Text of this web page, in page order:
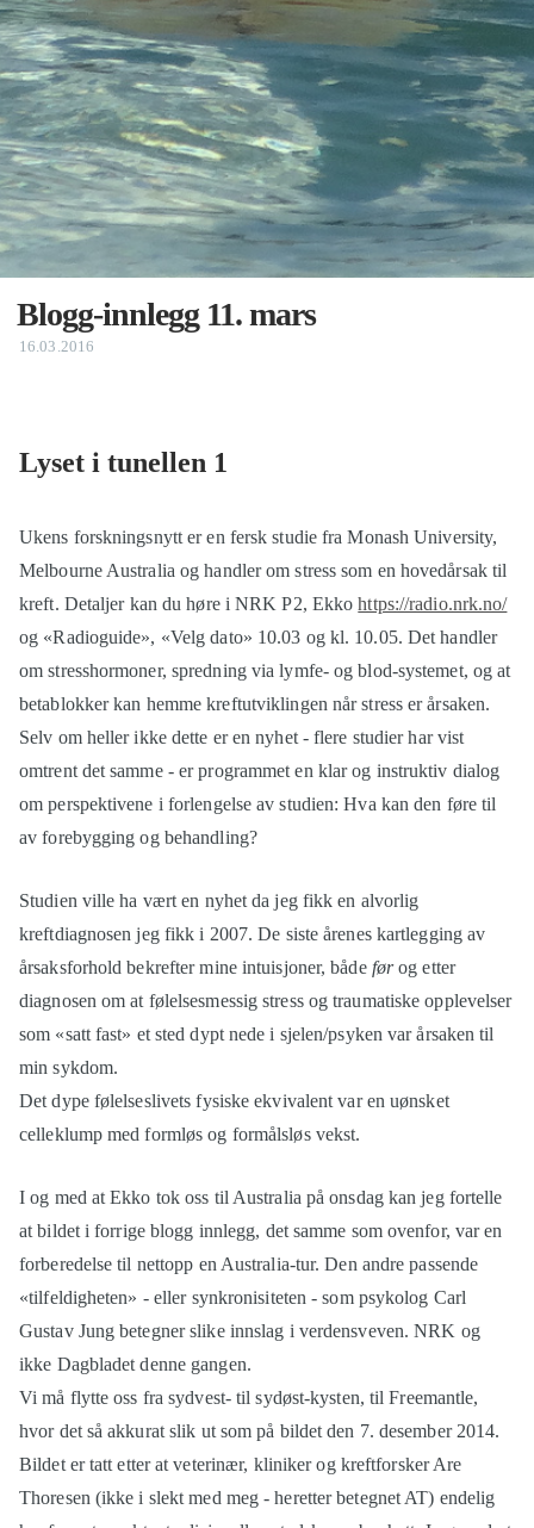
Blogg-innlegg 11. mars
16.03.2016
Lyset i tunellen 1
Ukens forskningsnytt er en fersk studie fra Monash University,
Melbourne Australia og handler om stress som en hovedårsak til
kreft. Detaljer kan du høre i NRK P2, Ekkohttps://radio.nrk.no/
og «Radioguide», «Velg dato» 10.03 og kl. 10.05. Det handler
om stresshormoner, spredning via lymfe- og blod-systemet, og at
betablokker kan hemme kreftutviklingen når stress er årsaken.
Selv om heller ikke dette er en nyhet - flere studier har vist
omtrent det samme - er programmet en klar og instruktiv dialog
om perspektivene i forlengelse av studien: Hva kan den føre til
av forebygging og behandling?
Studien ville ha vært en nyhet da jeg fikk en alvorlig
kreftdiagnosen jeg fikk i 2007. De siste årenes kartlegging av
årsaksforhold bekrefter mine intuisjoner, både førog etter
diagnosen om at følelsesmessig stress og traumatiske opplevelser
som «satt fast» et sted dypt nede i sjelen/psyken var årsaken til
min sykdom.
Det dype følelseslivets fysiske ekvivalent var en uønsket
celleklump med formløs og formålsløs vekst.
I og med at Ekko tok oss til Australia på onsdag kan jeg fortelle
at bildet i forrige blogg innlegg, det samme som ovenfor, var en
forberedelse til nettopp en Australia-tur. Den andre passende
«tilfeldigheten» - eller synkronisiteten - som psykolog Carl
Gustav Jung betegner slike innslag i verdensveven. NRK og
ikke Dagbladet denne gangen.
Vi må flytte oss fra sydvest- til sydøst-kysten, til Freemantle,
hvor det så akkurat slik ut som på bildet den 7. desember 2014.
Bildet er tatt etter at veterinær, kliniker og kreftforsker Are
Thoresen (ikke i slekt med meg - heretter betegnet AT) endelig